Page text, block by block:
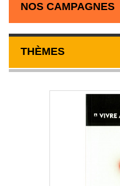
NOS CAMPAGNES
THÈMES